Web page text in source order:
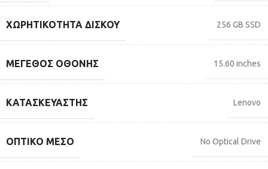
ΧΩΡΗΤΙΚΌΤΗΤΑ ΔΊΣΚΟΥ 256 GB SSD
ΜΈΓΕΘΟΣ ΟΘΌΝΗΣ 15.60 inches
ΚΑΤΑΣΚΕΥΑΣΤΉΣ Lenovo
ΟΠΤΙΚΌ ΜΈΣΟ No Optical Drive